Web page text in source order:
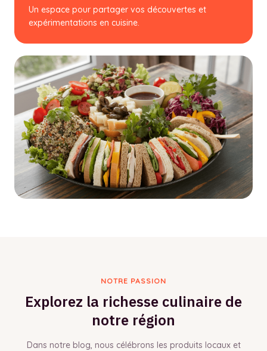
Un espace pour partager vos découvertes et
expérimentations en cuisine.
NOTRE PASSION
Explorez la richesse culinaire de
notre région
Dans notre blog, nous célébrons les produits locaux et